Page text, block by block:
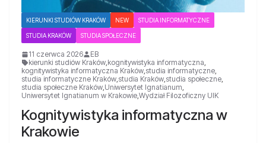
KIERUNKI STUDIÓW KRAKÓW NEW STUDIA INFORMATYCZNE
STUDIA KRAKÓW STUDIA SPOŁECZNE
11 czerwca 2026
EB
kierunki studiów Kraków kognitywistyka informatyczna
kognitywistyka informatyczna Kraków studia informatyczne
studia informatyczne Kraków studia Kraków studia społeczne
studia społeczne Kraków Uniwersytet Ignatianum
Uniwersytet Ignatianum w Krakowie Wydział Filozoficzny UIK
Kognitywistyka informatyczna w
Krakowie